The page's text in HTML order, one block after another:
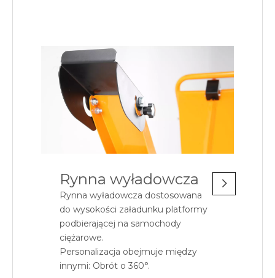
Rynna wyładowcza
Rynna wyładowcza dostosowana
do wysokości załadunku platformy
podbierającej na samochody
ciężarowe.
Personalizacja obejmuje między
innymi: Obrót o 360°.